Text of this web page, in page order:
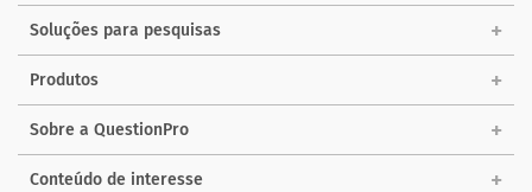
Soluções para pesquisas
Produtos
Sobre a QuestionPro
Conteúdo de interesse